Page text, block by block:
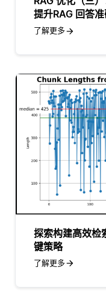
提升RAG 回答
了解更多
探索构建高效检
键策略
了解更多